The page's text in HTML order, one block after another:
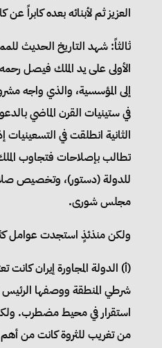
العزيز ثم لأبنائه بعده كابراً عن
ثالثاً: شهد التاريخ الحديث
الأولى على يد الملك فيصل
إلى المؤسسية، والذي واجه
في ستينيات القرن الماضي
الثانية انطلقت في
تطالب بإصلاحات فتجاوب
للدولة (دستور)، وتخصيص
مجلس شورى.
ولكن منذئذٍ استجدت عوامل
(‌أ) الدولة المجاورة إيران كانت
شرطي المنطقة ووصفها الرئيس
استقرار في محيط مضطرب.
من تغريب للثروة كانت من أهم